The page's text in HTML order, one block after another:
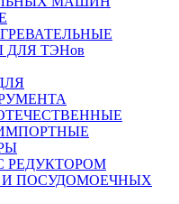
ДЛЯ ТЭНов
РЕДУКТОРОМ
И ПОСУДОМОЕЧНЫХ